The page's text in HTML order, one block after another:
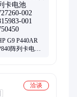
机、机械硬盘
G9 P440AR
阵列卡电池
洽谈